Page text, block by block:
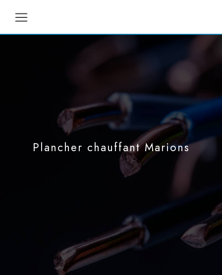
Plancher chauffant Marions